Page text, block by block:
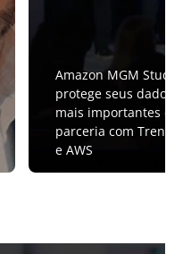
Amazon MGM
protege seus dados
mais importantes em
parceria com
e AWS